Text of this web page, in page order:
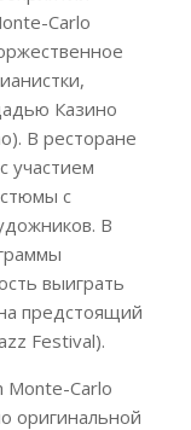
Carlo
Казино
В ресторане
участием
с
В
выиграть
предстоящий
Festival).
Monte-Carlo
оригинальной